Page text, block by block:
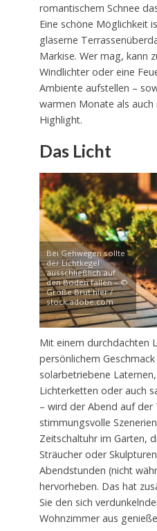
romantischem Schnee
Eine schöne Möglichkeit
gläserne
Markise. Wer mag, kann
Windlichter oder eine
Ambiente aufstellen –
warmen Monate als
Highlight.
Das Licht
Bei Gehwegen sollte
der Lichtkegel
ausschließlich auf
den Boden fallen – ©
Große Brut hier /
stock.adobe.com
Mit einem durchdachten
persönlichem
solarbetriebene
Lichterketten oder auch
– wird der Abend auf der
stimmungsvolle
Zeitschaltuhr im Garten,
Sträucher oder
Abendstunden (nicht
hervorheben. Das hat
Sie den sich
Wohnzimmer aus